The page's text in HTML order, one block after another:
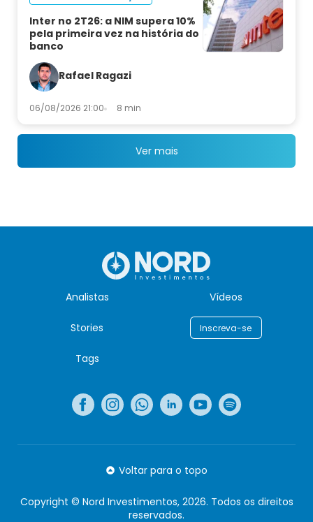
Inter no 2T26: a NIM supera 10%
pela primeira vez na história do
banco
Rafael Ragazi
06/08/2026 21:00 8 min
Ver mais
Analistas Vídeos
Stories Inscreva-se
Tags
Voltar para o topo
Copyright © Nord Investimentos, 2026. Todos os direitos
reservados.